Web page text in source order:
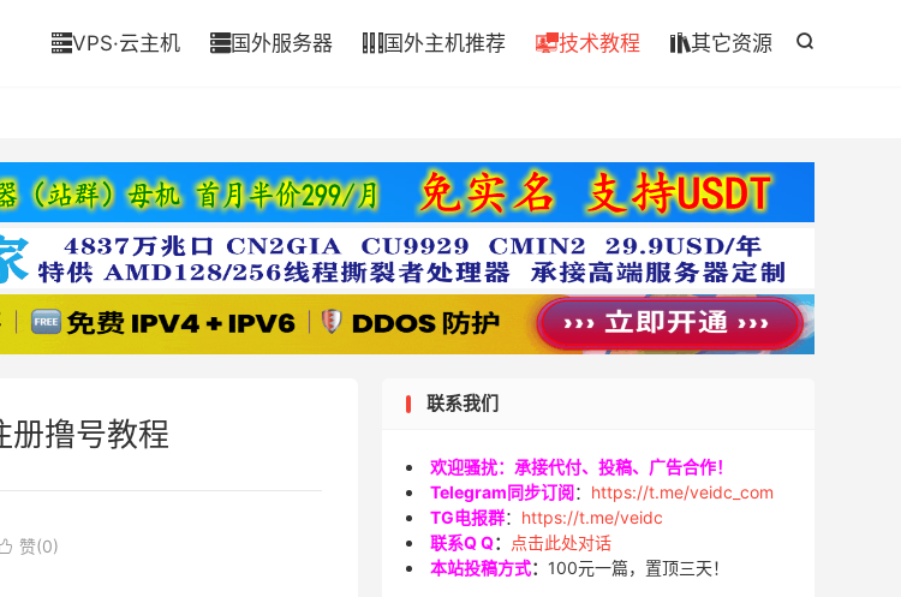

VPS·云主机 国外服务器  国外主机推荐 技术教程 其它资源
撸号教程
赞(0)
联系我们
欢迎骚扰：承接代付、投稿、广告合作！
Telegram同步订阅： https://t.me/veidc_com
TG电报群： https://t.me/veidc
联系Q Q：
点击此处对话
本站投稿方式： 100元一篇，置顶三天！